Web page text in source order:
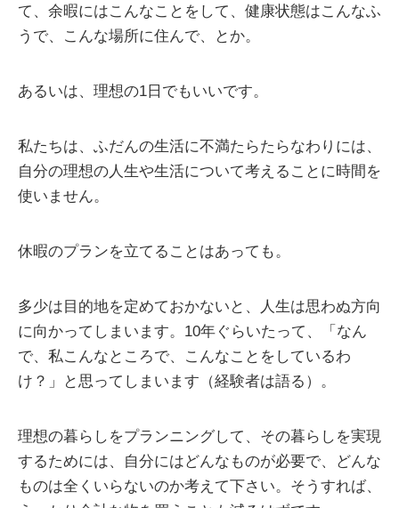
て、余暇にはこんなことをして、健康状態はこんなふ
うで、こんな場所に住んで、とか。
あるいは、理想の1日でもいいです。
私たちは、ふだんの生活に不満たらたらなわりには、
自分の理想の人生や生活について考えることに時間を
使いません。
休暇のプランを立てることはあっても。
多少は目的地を定めておかないと、人生は思わぬ方向
に向かってしまいます。10年ぐらいたって、「なん
で、私こんなところで、こんなことをしているわ
け？」と思ってしまいます（経験者は語る）。
理想の暮らしをプランニングして、その暮らしを実現
するためには、自分にはどんなものが必要で、どんな
ものは全くいらないのか考えて下さい。そうすれば、